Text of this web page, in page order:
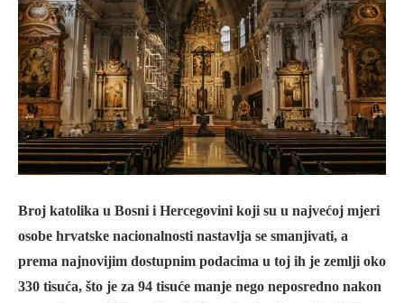
Broj katolika u Bosni i Hercegovini koji su u najvećoj mjeri
osobe hrvatske nacionalnosti nastavlja se smanjivati, a
prema najnovijim dostupnim podacima u toj ih je zemlji oko
330 tisuća, što je za 94 tisuće manje nego neposredno nakon